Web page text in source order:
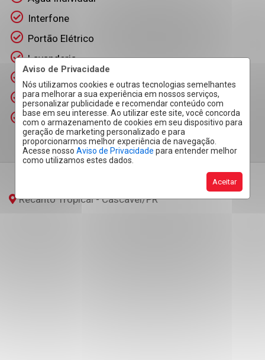
Aviso de Privacidade
Nós utilizamos cookies e outras tecnologias semelhantes
para melhorar a sua experiência em nossos serviços,
personalizar publicidade e recomendar conteúdo com
base em seu interesse. Ao utilizar este site, você concorda
com o armazenamento de cookies em seu dispositivo para
geração de marketing personalizado e para
proporcionarmos melhor experiência de navegação.
Acesse nosso Aviso de Privacidade para entender melhor
como utilizamos estes dados.
Aceitar
Interfone
Portão Elétrico
Lavanderia
Jardim
Cerca Elétrica
Espaço Gourmet
Recanto Tropical - Cascavel/PR